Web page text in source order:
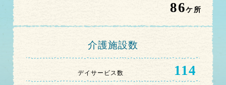
86ケ所
介護施設数
デイサービス数 114